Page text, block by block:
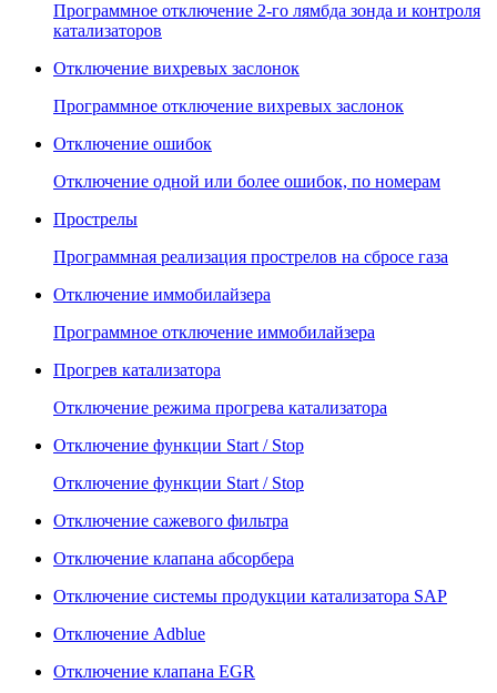
Программное отключение 2-го лямбда зонда и контроля
катализаторов
Отключение вихревых заслонок
Программное отключение вихревых заслонок
Отключение ошибок
Отключение одной или более ошибок, по номерам
Прострелы
Программная реализация прострелов на сбросе газа
Отключение иммобилайзера
Программное отключение иммобилайзера
Прогрев катализатора
Отключение режима прогрева катализатора
Отключение функции Start / Stop
Отключение функции Start / Stop
Отключение сажевого фильтра
Отключение клапана абсорбера
Отключение системы продукции катализатора SAP
Отключение Adblue
Отключение клапана EGR